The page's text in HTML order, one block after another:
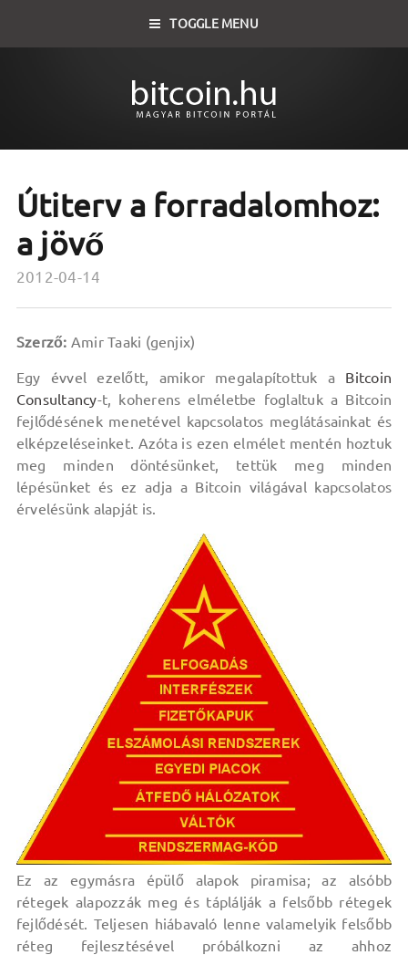
TOGGLE MENU
Útiterv a forradalomhoz:
a jövő
2012-04-14
Szerző: Amir Taaki (genjix)
Egy évvel ezelőtt, amikor megalapítottuk a Bitcoin
Consultancy-t, koherens elméletbe foglaltuk a Bitcoin
fejlődésének menetével kapcsolatos meglátásainkat és
elképzeléseinket. Azóta is ezen elmélet mentén hoztuk
meg minden döntésünket, tettük meg minden
lépésünket és ez adja a Bitcoin világával kapcsolatos
érvelésünk alapját is.
Ez az egymásra épülő alapok piramisa; az alsóbb
rétegek alapozzák meg és táplálják a felsőbb rétegek
fejlődését. Teljesen hiábavaló lenne valamelyik felsőbb
réteg fejlesztésével próbálkozni az ahhoz